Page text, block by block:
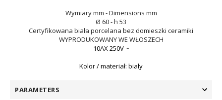
Wymiary mm - Dimensions mm
Ø 60 - h 53
Certyfikowana biała porcelana bez domieszki ceramiki
WYPRODUKOWANY WE WŁOSZECH
10AX 250V ~
Kolor / materiał: biały
PARAMETERS